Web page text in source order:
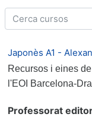
Cerca cursos
Japonès A1 -
Recursos i eines
l'EOI Barcelona-
Professorat